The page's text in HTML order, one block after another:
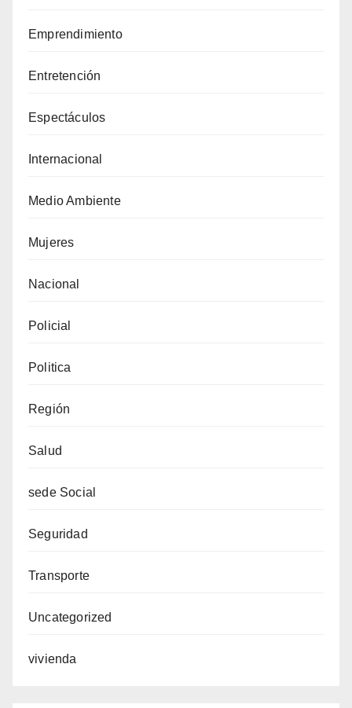
Emprendimiento
Entretención
Espectáculos
Internacional
Medio Ambiente
Mujeres
Nacional
Policial
Politica
Región
Salud
sede Social
Seguridad
Transporte
Uncategorized
vivienda